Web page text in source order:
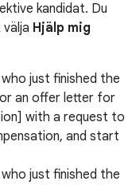
kandidat. Du
Hjälp mig
just finished the
an offer letter for
with a request to
and start
just finished the